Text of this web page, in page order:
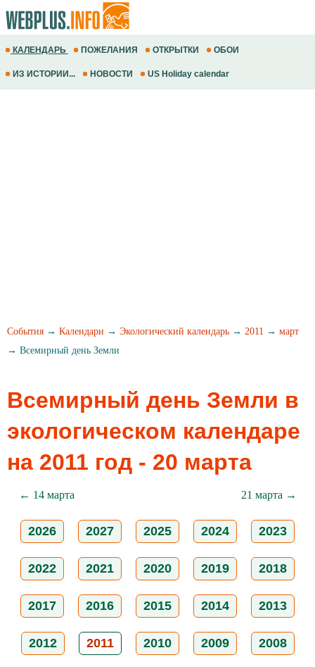
КАЛЕНДАРЬ ПОЖЕЛАНИЯ ОТКРЫТКИ ОБОИ
ИЗ ИСТОРИИ... НОВОСТИ US Holiday calendar
События → Календари → Экологический календарь → 2011 → март
→ Всемирный день Земли
Всемирный день Земли в
экологическом календаре
на 2011 год - 20 марта
← 14 марта 21 марта →
2026 2027 2025 2024 2023
2022 2021 2020 2019 2018
2017 2016 2015 2014 2013
2012 2011 2010 2009 2008